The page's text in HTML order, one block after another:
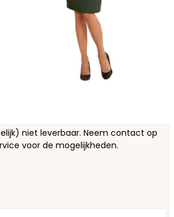
niet leverbaar. Neem contact op
voor de mogelijkheden.